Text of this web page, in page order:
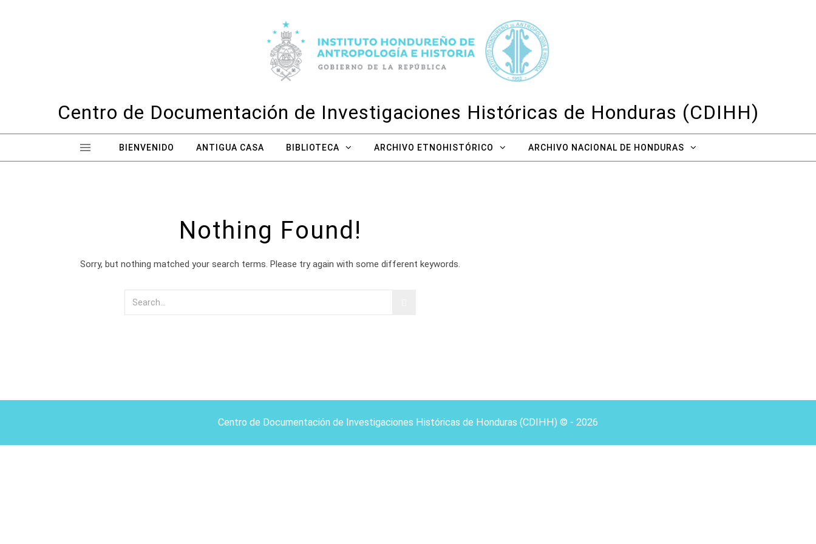
Centro de Documentación de Investigaciones Históricas de Honduras (CDIHH)
BIENVENIDO ANTIGUA CASA BIBLIOTECA ARCHIVO ETNOHISTÓRICO ARCHIVO NACIONAL DE HONDURAS
Nothing Found!
Sorry, but nothing matched your search terms. Please try again with some different keywords.
Centro de Documentación de Investigaciones Históricas de Honduras (CDIHH) © - 2026